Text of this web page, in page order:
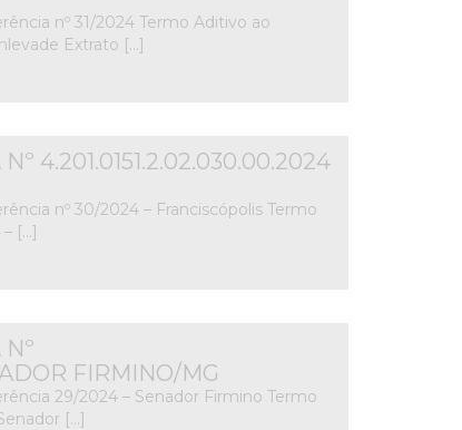
nº 31/2024 Termo Aditivo ao
Extrato […]
4.201.0151.2.02.030.00.2024
nº 30/2024 – Franciscópolis Termo
[…]
FIRMINO/MG
29/2024 – Senador Firmino Termo
[…]